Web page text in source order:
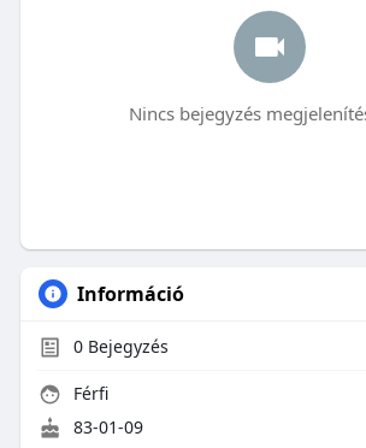
Nincs bejegyzés
Információ
0Bejegyzés
Férfi
83-01-09